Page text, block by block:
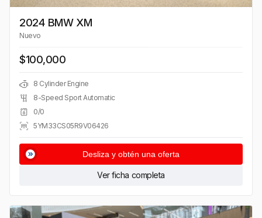
2024 BMW XM
Nuevo
$100,000
8 Cylinder Engine
8-Speed Sport Automatic
0/0
5YM33CS05R9V06426
Desliza y obtén una oferta
Ver ficha completa